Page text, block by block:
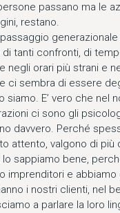
passano ma le
restano.
generazionale
tanti confronti, di
negli orari più strani e
ci sembra di essere
siamo. E’ vero che nel
ci sono gli
davvero. Perché
attento, valgono di più
sappiamo bene,
imprenditori e abbiamo
i nostri clienti, nel
a parlare la loro